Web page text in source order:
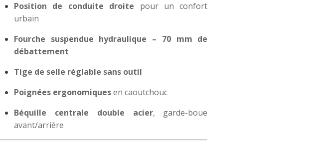
Position de conduite droite pour un confort
urbain
Fourche suspendue hydraulique – 70 mm de
débattement
Tige de selle réglable sans outil
Poignées ergonomiquesen caoutchouc
Béquille centrale double acier, garde-boue
avant/arrière